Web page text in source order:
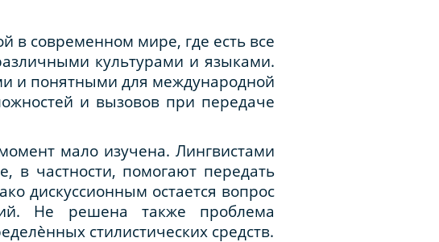
в современном мире, где есть все
культурами и языками.
и понятными для международной
и вызовов при передаче
мало изучена. Лингвистами
в частности, помогают передать
дискуссионным остается вопрос
Не решена также проблема
стилистических средств.